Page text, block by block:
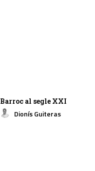
Barroc al segle XXI
Dionís Guiteras